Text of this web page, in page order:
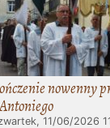
nowenny
11/06/2026